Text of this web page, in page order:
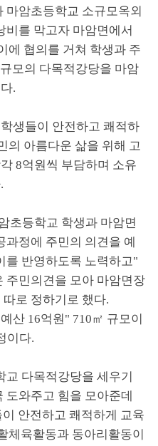
마암초등학교 소규모옥외
비를 막고자 마암면에서
에 협의를 거쳐 학생과 주
모의 다목적강당을 마암
.
생들이 안전하고 쾌적하
의 아름다운 삶을 위해 고
8억원씩 부담하며 소유
.
초등학교 학생과 마암면
과정에 주민의 의견을 예
를 반영하도록 노력하고"
주민의견을 모아 마암면장
로 정하기로 했다.
산 16억원 " 710㎡ 규모이
이다.
교 다목적강당을 세우기
도와주고 힘을 모아준데
이 안전하고 쾌적하게 교육
체육활동과 동아리활동이